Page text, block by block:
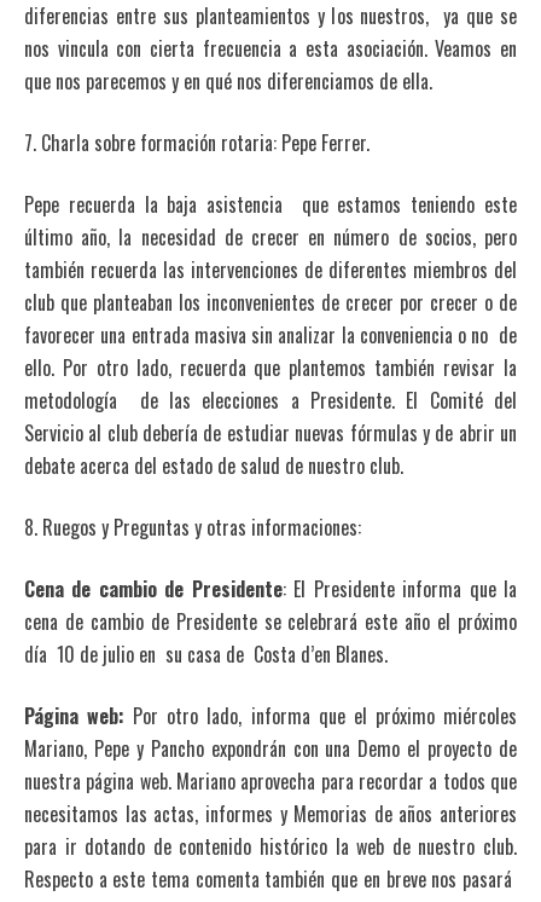
diferencias entre sus planteamientos y los nuestros, ya que se
nos vincula con cierta frecuencia a esta asociación. Veamos en
que nos parecemos y en qué nos diferenciamos de ella.
7. Charla sobre formación rotaria: Pepe Ferrer.
Pepe recuerda la baja asistencia que estamos teniendo este
último año, la necesidad de crecer en número de socios, pero
también recuerda las intervenciones de diferentes miembros del
club que planteaban los inconvenientes de crecer por crecer o de
favorecer una entrada masiva sin analizar la conveniencia o no de
ello. Por otro lado, recuerda que plantemos también revisar la
metodología de las elecciones a Presidente. El Comité del
Servicio al club debería de estudiar nuevas fórmulas y de abrir un
debate acerca del estado de salud de nuestro club.
8. Ruegos y Preguntas y otras informaciones:
Cena de cambio de Presidente: El Presidente informa que la
cena de cambio de Presidente se celebrará este año el próximo
día 10 de julio en su casa de Costa d’en Blanes.
Página web: Por otro lado, informa que el próximo miércoles
Mariano, Pepe y Pancho expondrán con una Demo el proyecto de
nuestra página web. Mariano aprovecha para recordar a todos que
necesitamos las actas, informes y Memorias de años anteriores
para ir dotando de contenido histórico la web de nuestro club.
Respecto a este tema comenta también que en breve nos pasará